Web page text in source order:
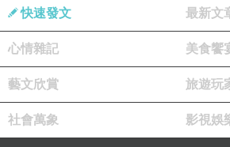
快速發文 最新文
心情雜記 美食饗
藝文欣賞 旅遊玩
社會萬象 影視娛